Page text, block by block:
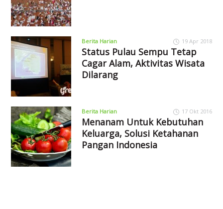
Berita Harian 19 Apr 2018
Status Pulau Sempu Tetap
Cagar Alam, Aktivitas Wisata
Dilarang
Berita Harian 17 Okt 2016
Menanam Untuk Kebutuhan
Keluarga, Solusi Ketahanan
Pangan Indonesia